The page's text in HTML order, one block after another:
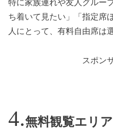
特に家族連れや友人グルー
ち着いて見たい」「指定席
人にとって、有料自由席は
スポン
無料観覧エリ